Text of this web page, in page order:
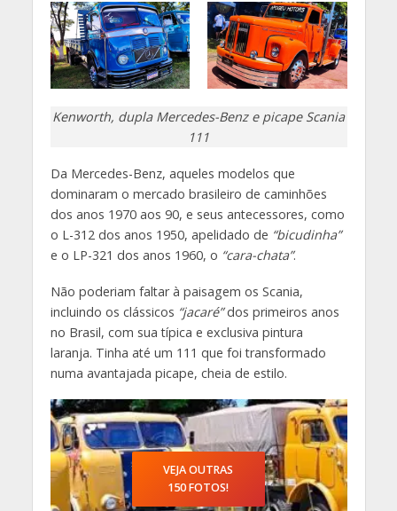
Kenworth, dupla Mercedes-Benz e picape Scania
111
Da Mercedes-Benz, aqueles modelos que
dominaram o mercado brasileiro de caminhões
dos anos 1970 aos 90, e seus antecessores, como
o L-312 dos anos 1950, apelidado de
“bicudinha”
e o LP-321 dos anos 1960, o
“cara-chata”.
Não poderiam faltar à paisagem os Scania,
incluindo os clássicos
“jacaré”dos primeiros anos
no Brasil, com sua típica e exclusiva pintura
laranja. Tinha até um 111 que foi transformado
numa avantajada picape, cheia de estilo.
150 FOTOS!